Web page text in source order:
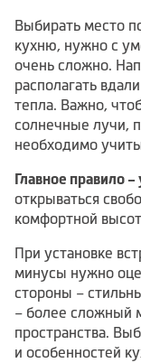
Выбирать место
кухню, нужно с
очень сложно.
располагать
тепла. Важно,
солнечные лучи,
необходимо
Главное правило
открываться
комфортной
При установке
минусы нужно
стороны –
– более сложный
пространства.
и особенностей